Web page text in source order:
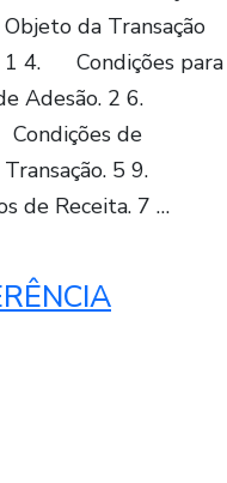
da Transação
1 4. Condições para
Adesão. 2 6.
de
5 9.
de Receita. 7 …